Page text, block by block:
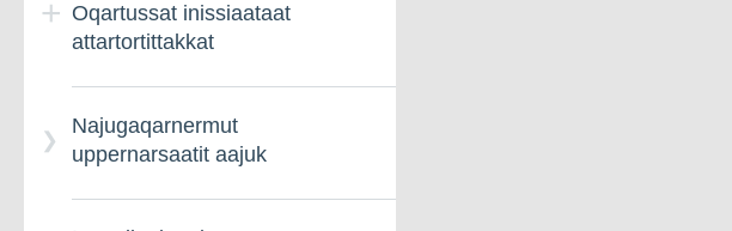
nikinnerat – Nalunaarneq
Oqartussat inissiaataat
attartortittakkat
Namminersorlutik
Oqartussat inissiaataat
Najugaqarnermut
uppernarsaatit aajuk